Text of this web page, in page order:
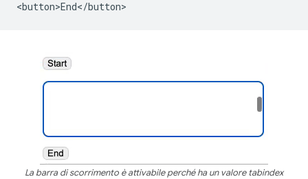
La barra di scorrimento è attivabile perché ha un valore tabindex